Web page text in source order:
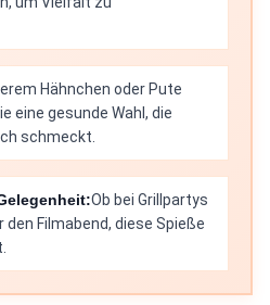
Hähnchen oder Pute
eine gesunde Wahl, die
schmeckt.
Ob bei Grillpartys
den Filmabend, diese Spieße